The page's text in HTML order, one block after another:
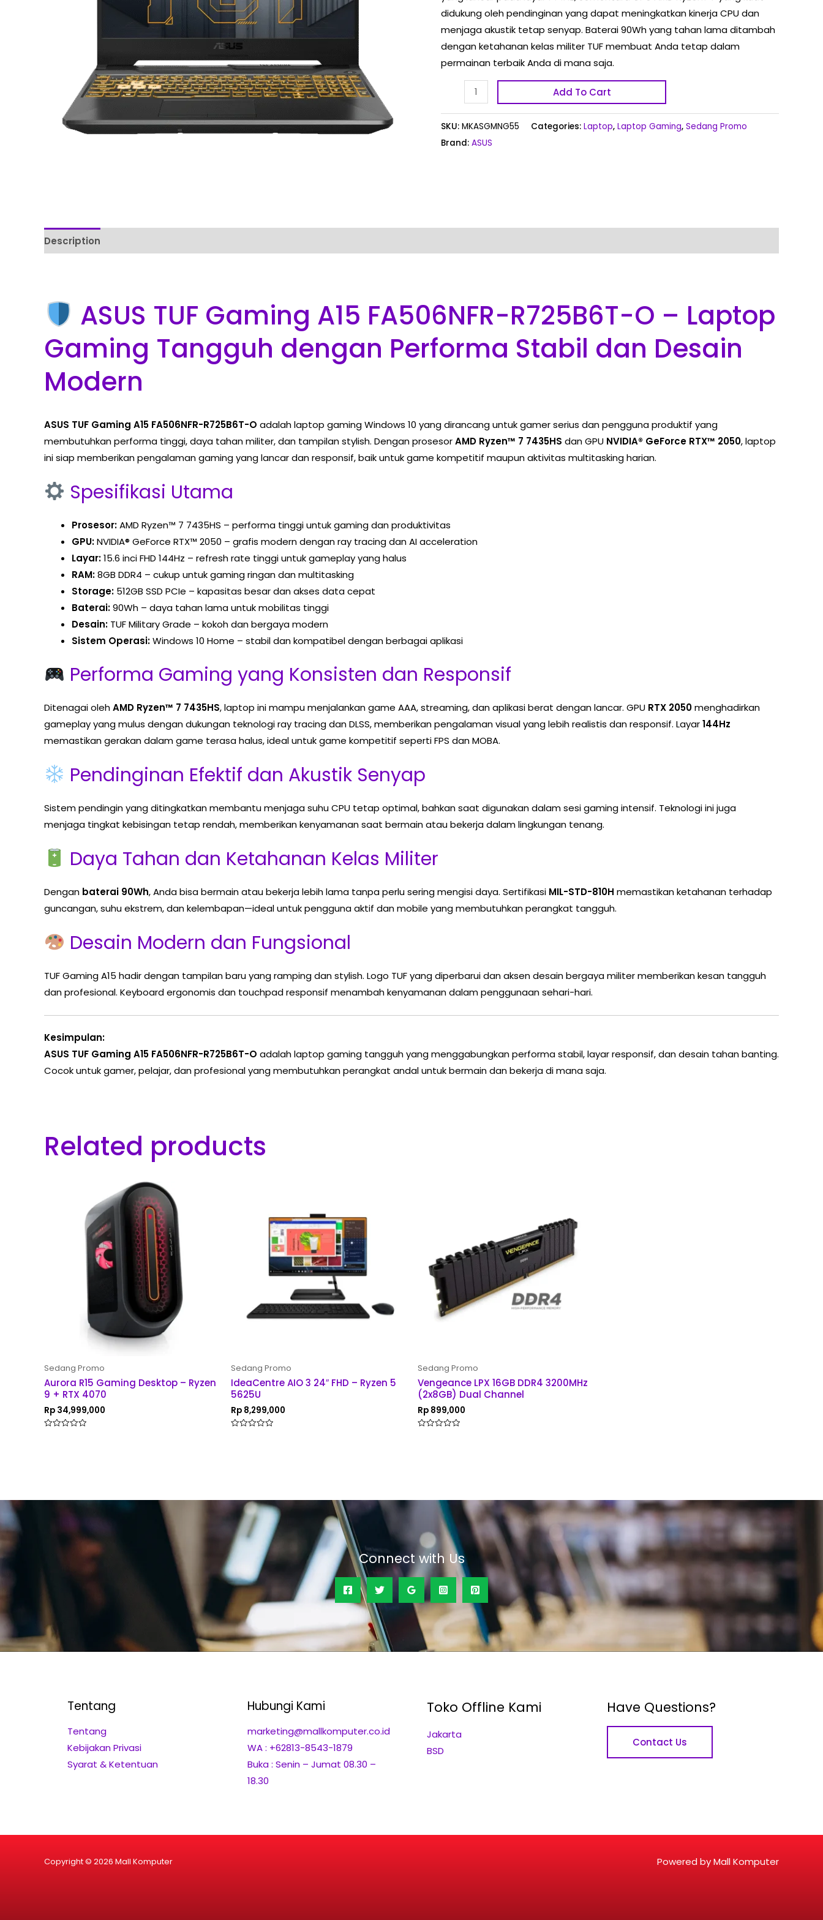
didukung oleh pendinginan yang dapat meningkatkan kinerja CPU dan
menjaga akustik tetap senyap. Baterai 90Wh yang tahan lama ditambah
dengan ketahanan kelas militer TUF membuat Anda tetap dalam
permainan terbaik Anda di mana saja.
Add To Cart
SKU: MKASGMNG55 Categories: Laptop, Laptop Gaming, Sedang Promo
Brand: ASUS
Description
ASUS TUF Gaming A15 FA506NFR-R725B6T-O – Laptop
Gaming Tangguh dengan Performa Stabil dan Desain
Modern
ASUS TUF Gaming A15 FA506NFR-R725B6T-O adalah laptop gaming Windows 10 yang dirancang untuk gamer serius dan pengguna produktif yang
membutuhkan performa tinggi, daya tahan militer, dan tampilan stylish. Dengan prosesorAMD Ryzen™ 7 7435HS dan GPU NVIDIA® GeForce RTX™ 2050, laptop
ini siap memberikan pengalaman gaming yang lancar dan responsif, baik untuk game kompetitif maupun aktivitas multitasking harian.
Spesifikasi Utama
Prosesor:AMD Ryzen™ 7 7435HS – performa tinggi untuk gaming dan produktivitas
GPU:NVIDIA® GeForce RTX™ 2050 – grafis modern dengan ray tracing dan AI acceleration
Layar:15.6 inci FHD 144Hz – refresh rate tinggi untuk gameplay yang halus
RAM:8GB DDR4 – cukup untuk gaming ringan dan multitasking
Storage: 512GB SSD PCIe – kapasitas besar dan akses data cepat
Baterai:90Wh – daya tahan lama untuk mobilitas tinggi
Desain: TUF Military Grade – kokoh dan bergaya modern
Sistem Operasi:Windows 10 Home – stabil dan kompatibel dengan berbagai aplikasi
Performa Gaming yang Konsisten dan Responsif
Ditenagai olehAMD Ryzen™ 7 7435HS, laptop ini mampu menjalankan game AAA, streaming, dan aplikasi berat dengan lancar. GPU RTX 2050menghadirkan
gameplay yang mulus dengan dukungan teknologi ray tracing dan DLSS, memberikan pengalaman visual yang lebih realistis dan responsif. Layar144Hz
memastikan gerakan dalam game terasa halus, ideal untuk game kompetitif seperti FPS dan MOBA.
Pendinginan Efektif dan Akustik Senyap
Sistem pendingin yang ditingkatkan membantu menjaga suhu CPU tetap optimal, bahkan saat digunakan dalam sesi gaming intensif. Teknologi ini juga
menjaga tingkat kebisingan tetap rendah, memberikan kenyamanan saat bermain atau bekerja dalam lingkungan tenang.
Daya Tahan dan Ketahanan Kelas Militer
Dengan baterai 90Wh, Anda bisa bermain atau bekerja lebih lama tanpa perlu sering mengisi daya. Sertifikasi MIL-STD-810H memastikan ketahanan terhadap
guncangan, suhu ekstrem, dan kelembapan—ideal untuk pengguna aktif dan mobile yang membutuhkan perangkat tangguh.
Desain Modern dan Fungsional
TUF Gaming A15 hadir dengan tampilan baru yang ramping dan stylish. Logo TUF yang diperbarui dan aksen desain bergaya militer memberikan kesan tangguh
dan profesional. Keyboard ergonomis dan touchpad responsif menambah kenyamanan dalam penggunaan sehari-hari.
Kesimpulan:
ASUS TUF Gaming A15 FA506NFR-R725B6T-O adalah laptop gaming tangguh yang menggabungkan performa stabil, layar responsif, dan desain tahan banting.
Cocok untuk gamer, pelajar, dan profesional yang membutuhkan perangkat andal untuk bermain dan bekerja di mana saja.
Related products
Sedang Promo
Aurora R15 Gaming Desktop – Ryzen
9 + RTX 4070
Rp 34,999,000
Sedang Promo
IdeaCentre AIO 3 24″ FHD – Ryzen 5
5625U
Rp 8,299,000
Sedang Promo
Vengeance LPX 16GB DDR4 3200MHz
(2x8GB) Dual Channel
Rp 899,000
Connect with Us
Tentang
Tentang
Kebijakan Privasi
Syarat & Ketentuan
Hubungi Kami
marketing@mallkomputer.co.id
WA : +62813-8543-1879
Buka : Senin – Jumat 08.30 –
18.30
Toko Offline Kami
Jakarta
BSD
Have Questions?
Contact Us
Copyright © 2026 Mall Komputer Powered by Mall Komputer